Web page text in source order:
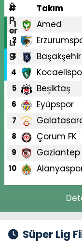
# Takım
1 Amed
2
3 Başakşehir
4
5 Beşiktaş
6 Eyüpspor
7
8 Çorum FK
9 Gaziantep
10
Süper Lig